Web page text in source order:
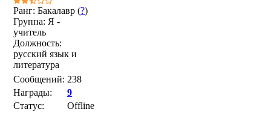
Ранг: Бакалавр (?)
Группа: Я -
учитель
Должность:
русский язык и
литература
Сообщений: 238
Награды:
9
Статус:
Offline